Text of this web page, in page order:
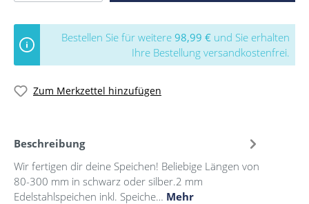
Bestellen Sie für weitere 98,99 € und Sie erhalten
Ihre Bestellung versandkostenfrei.
Zum Merkzettel hinzufügen
Beschreibung
Wir fertigen dir deine Speichen! Beliebige Längen von
80-300 mm in schwarz oder silber.2 mm
Edelstahlspeichen inkl. Speiche… Mehr